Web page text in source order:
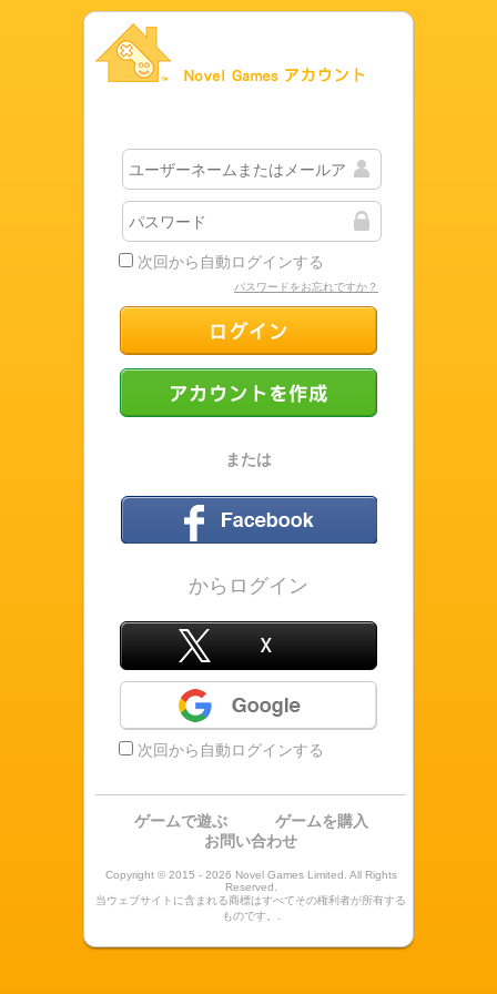
次回から自動ログインする
パスワードをお忘れですか？
または
からログイン
X
Google
次回から自動ログインする
ゲームで遊ぶ
ゲームを購入
お問い合わせ
Copyright © 2015 - 2026 Novel Games Limited. All Rights
Reserved.
当ウェブサイトに含まれる商標はすべてその権利者が所有する
ものです。.